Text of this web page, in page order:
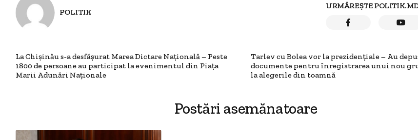
POLITIK
URMĂREȘTE
La Chișinău s-a desfășurat Marea Dictare Națională – Peste
1800 de persoane au participat la evenimentul din Piața
Marii Adunări Naționale
Tarlev cu Bolea vor la prezidențiale – Au
documente pentru înregistrarea unui nou
la alegerile din toamnă
Postări asemănatoare